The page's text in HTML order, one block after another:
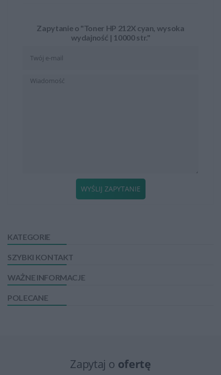
KATEGORIE
SZYBKI KONTAKT
WAŻNE INFORMACJE
POLECANE
Zapytanie o "Toner HP 212X cyan, wysoka
wydajność | 10000 str."
WYŚLIJ ZAPYTANIE
Zapytaj o ofertę